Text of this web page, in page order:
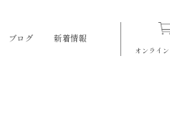
ブログ 新着情報
オンライ